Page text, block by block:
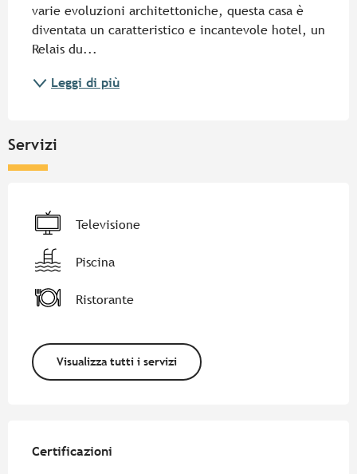
varie evoluzioni architettoniche, questa casa è
diventata un caratteristico e incantevole hotel, un
Relais du...
Leggi di più
Servizi
Televisione
Piscina
Ristorante
Visualizza tutti i servizi
Certificazioni
Certificazioni